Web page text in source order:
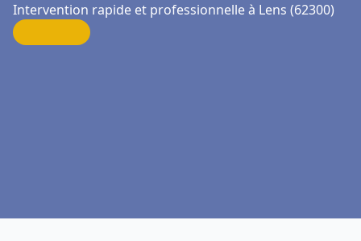
Intervention rapide et professionnelle à Lens (62300)